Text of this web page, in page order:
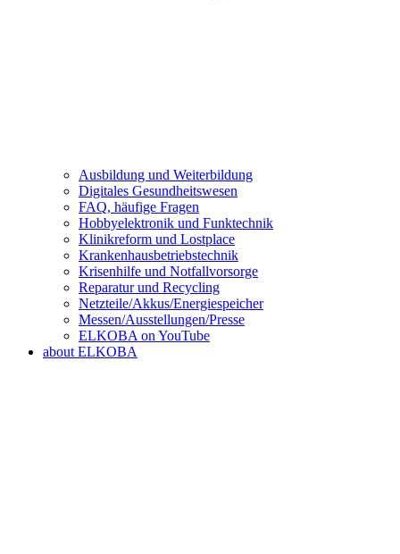
Ausbildung und Weiterbildung
Digitales Gesundheitswesen
FAQ, häufige Fragen
Hobbyelektronik und Funktechnik
Klinikreform und Lostplace
Krankenhausbetriebstechnik
Krisenhilfe und Notfallvorsorge
Reparatur und Recycling
Netzteile/Akkus/Energiespeicher
Messen/Ausstellungen/Presse
ELKOBA on YouTube
about ELKOBA